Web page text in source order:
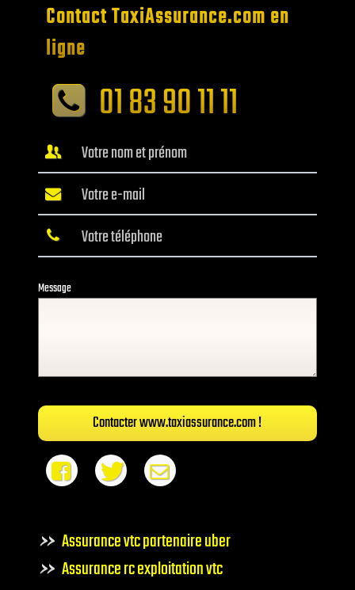
Contact TaxiAssurance.com en
ligne
01 83 90 11 11
Message
Contacter www.taxiassurance.com !
Assurance vtc partenaire uber
Assurance rc exploitation vtc